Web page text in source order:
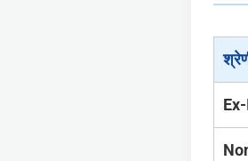
Ex-